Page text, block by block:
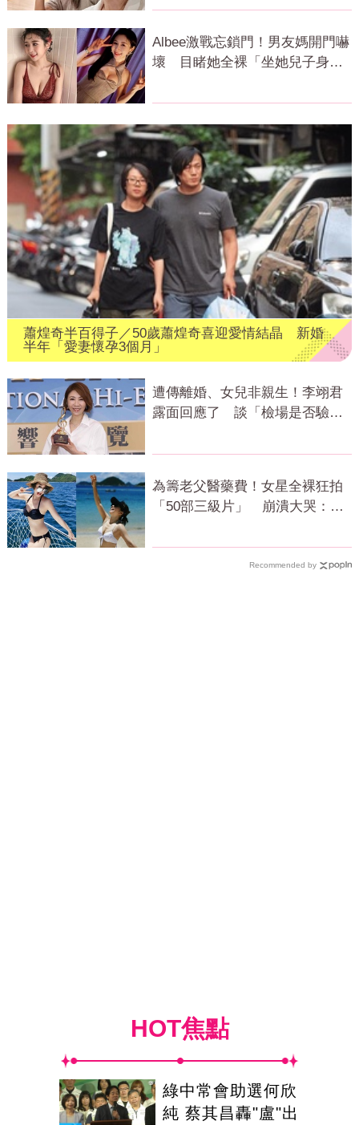
Albee激戰忘鎖門！男友媽開門嚇
壞 目睹她全裸「坐她兒子身
蕭煌奇半百得子／50歲蕭煌奇喜迎愛情結晶 新婚
半年「愛妻懷孕3個月」
遭傳離婚、女兒非親生！李翊君
露面回應了 談「檢場是否驗
為籌老父醫藥費！女星全裸狂拍
「50部三級片」 崩潰大哭：沒
Recommended by
HOT焦點
綠中常會助選何欣
純 蔡其昌轟"盧"出